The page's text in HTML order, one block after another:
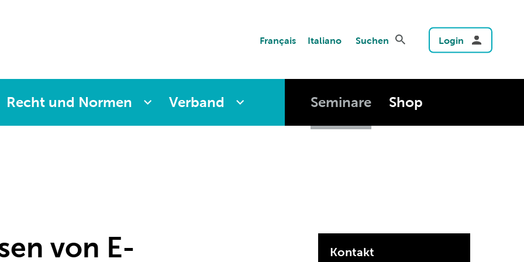
Français Italiano Suchen Login
Recht und Normen Verband Seminare Shop
von E-
Kontakt